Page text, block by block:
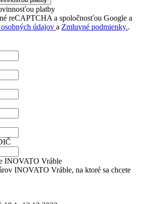
platby
reCAPTCHA a spoločnosťou Google a
údajov a Zmluvné podmienky..
INOVATO Vráble
INOVATO Vráble, na ktoré sa chcete